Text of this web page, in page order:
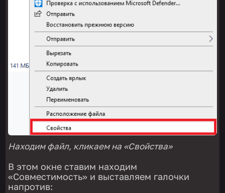
Находим файл, кликаем на «Свойства»
В этом окне ставим находим
«Совместимость» и выставляем галочки
напротив: